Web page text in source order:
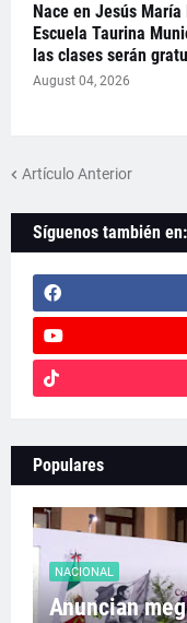
Nace en Jesús María
Escuela Taurina
las clases serán
August 04, 2026
Artículo Anterior
Síguenos también en:
Populares
NACIONAL
Anuncian